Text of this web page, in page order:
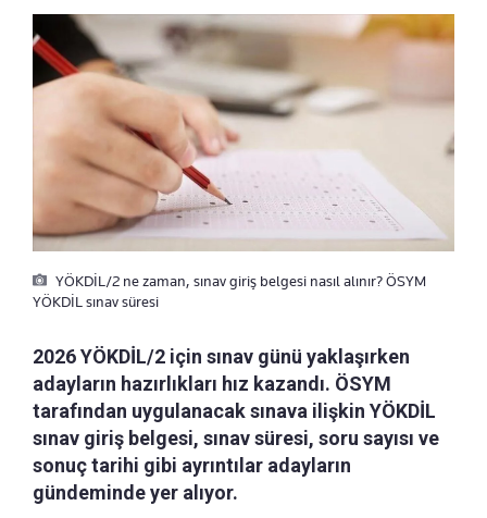
YÖKDİL/2 ne zaman, sınav giriş belgesi nasıl alınır? ÖSYM
YÖKDİL sınav süresi
2026 YÖKDİL/2 için sınav günü yaklaşırken
adayların hazırlıkları hız kazandı. ÖSYM
tarafından uygulanacak sınava ilişkin YÖKDİL
sınav giriş belgesi, sınav süresi, soru sayısı ve
sonuç tarihi gibi ayrıntılar adayların
gündeminde yer alıyor.